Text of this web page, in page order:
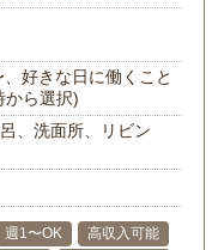
好きな日に働くこと
から選択)
、洗面所、リビン
週1〜OK
高収入可能